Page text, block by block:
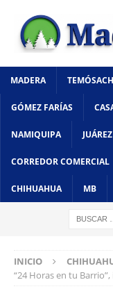
MADERA
GÓMEZ FARÍAS
NAMIQUIPA JUÁREZ
CORREDOR COMERCIAL
CHIHUAHUA MB
INICIO
“24 Horas en tu